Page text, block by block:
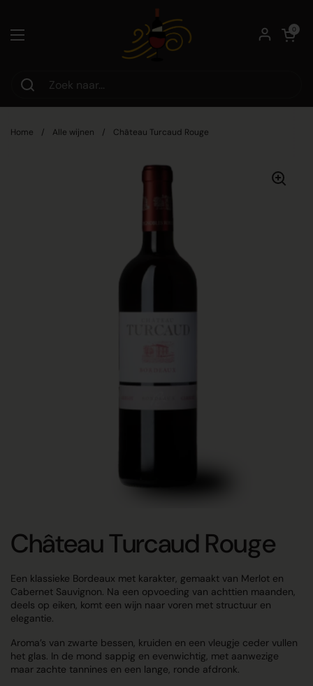
Menu openen
0
Home / Alle wijnen / Château Turcaud Rouge
Château Turcaud Rouge
Een klassieke Bordeaux met karakter, gemaakt van Merlot en
Cabernet Sauvignon. Na een opvoeding van achttien maanden,
deels op eiken, komt een wijn naar voren met structuur en
elegantie.
Aroma’s van zwarte bessen, kruiden en een vleugje ceder vullen
het glas. In de mond sappig en evenwichtig, met aanwezige
maar zachte tannines en een lange, ronde afdronk.